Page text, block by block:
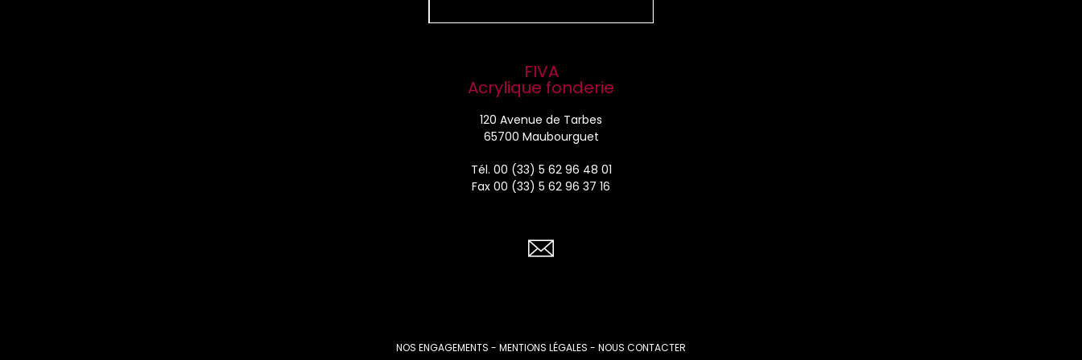
FIVA
Acrylique fonderie
120 Avenue de Tarbes
65700 Maubourguet
Tél. 00 (33) 5 62 96 48 01
Fax 00 (33) 5 62 96 37 16
NOS ENGAGEMENTS - MENTIONS LÉGALES - NOUS CONTACTER